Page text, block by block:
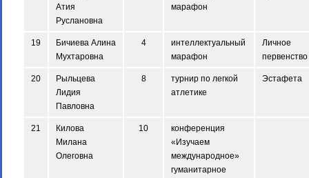
Атия
Руслановна
марафон
19
Бичиева Алина
Мухтаровна
4
интеллектуальный
марафон
Личное
первенство
20
Рыльцева
Лидия
Павловна
8
турнир по легкой
атлетике
Эстафета
21
Килова
Милана
Олеговна
10
конференция
«Изучаем
международное»
гуманитарное